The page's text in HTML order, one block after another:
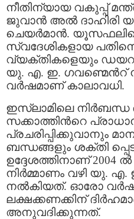
നീതിന്യായ വകുപ്പ്
ജുവാന്‍ അല്‍ ദാഹിരി
ചെയര്‍മാന്‍.
സ്വദേശികളായ
വ്യക്തികളെയും
യു. എ. ഇ. ഗവണ്മെന്‍റ്
വര്‍ഷമാണ് കാലാവധി.
ഇസ്‌ലാമിലെ
സക്കാത്തിന്‍റെ
പ്രചരിപ്പിക്കുവാനും
ബന്ധങ്ങളും ശക്തി
ഉദ്ദേശത്തിനാണ് 2004
നിര്‍മ്മാണം വഴി യു.
നല്‍കിയത്. ഓരോ
ലക്ഷക്കണക്കിന്
അനുവദിക്കുന്നത്.